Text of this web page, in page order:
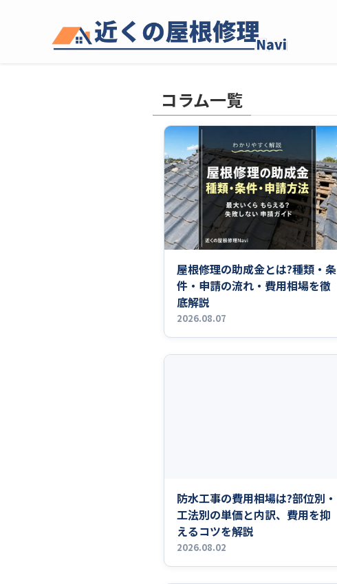
コラム一覧
屋根修理の助成金とは?種類・条
件・申請の流れ・費用相場を徹
底解説
2026.08.07
防水工事の費用相場は?部位別・
工法別の単価と内訳、費用を抑
えるコツを解説
2026.08.02